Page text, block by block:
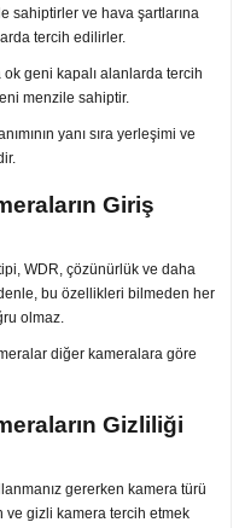
sahiptirler ve hava şartlarına
tercih edilirler.
geni kapalı alanlarda tercih
menzile sahiptir.
yanı sıra yerleşimi ve
Giriş
WDR, çözünürlük ve daha
bu özellikleri bilmeden her
olmaz.
diğer kameralara göre
Gizliliği
gererken kamera türü
ve gizli kamera tercih etmek